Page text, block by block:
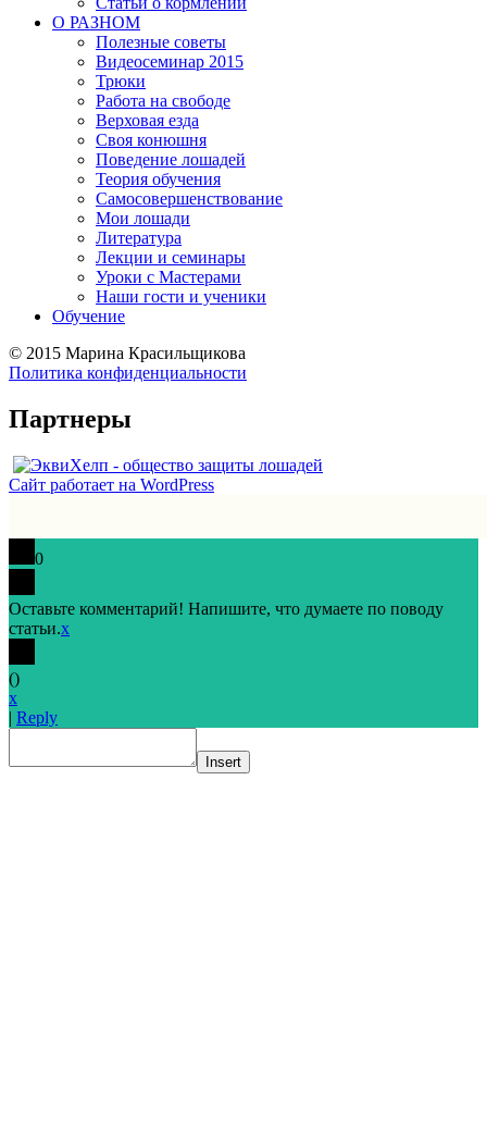
О РАЗНОМ
Полезные советы
Видеосеминар 2015
Трюки
Работа на свободе
Верховая езда
Своя конюшня
Поведение лошадей
Теория обучения
Самосовершенствование
Мои лошади
Литература
Лекции и семинары
Уроки с Мастерами
Наши гости и ученики
Обучение
© 2015 Марина Красильщикова
Политика конфиденциальности
Партнеры
Сайт работает на WordPress
0
Оставьте комментарий! Напишите, что думаете по поводу
статьи.x
()
x
| Reply
Insert